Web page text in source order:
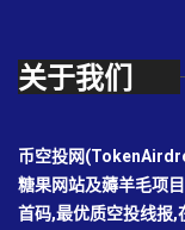
关于我们
币空投网
糖果网站及薅羊毛项
首码,最优质空投线报,